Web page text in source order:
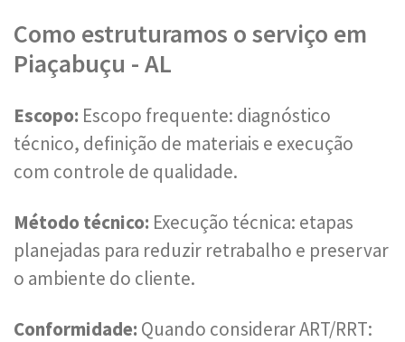
Como estruturamos o serviço em
Piaçabuçu - AL
Escopo: Escopo frequente: diagnóstico
técnico, definição de materiais e execução
com controle de qualidade.
Método técnico: Execução técnica: etapas
planejadas para reduzir retrabalho e preservar
o ambiente do cliente.
Conformidade: Quando considerar ART/RRT: